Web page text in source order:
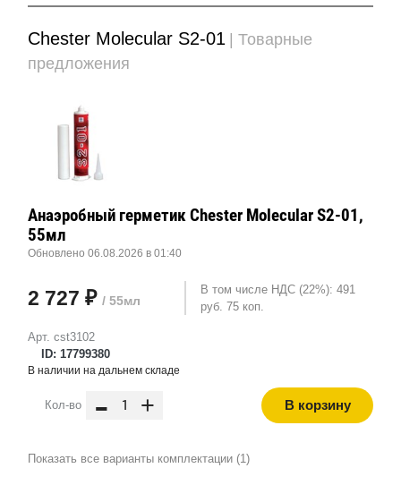
Chester Molecular S2-01
| Товарные
предложения
Арт. cst3102
ID: 17799380
Анаэробный герметик Chester Molecular S2-01,
55мл
Обновлено 06.08.2026 в 01:40
2 727 ₽ / 55мл
В том числе НДС (22%): 491
руб. 75 коп.
В наличии на дальнем складе
Кол-во - + В корзину
Показать все варианты комплектации (1)